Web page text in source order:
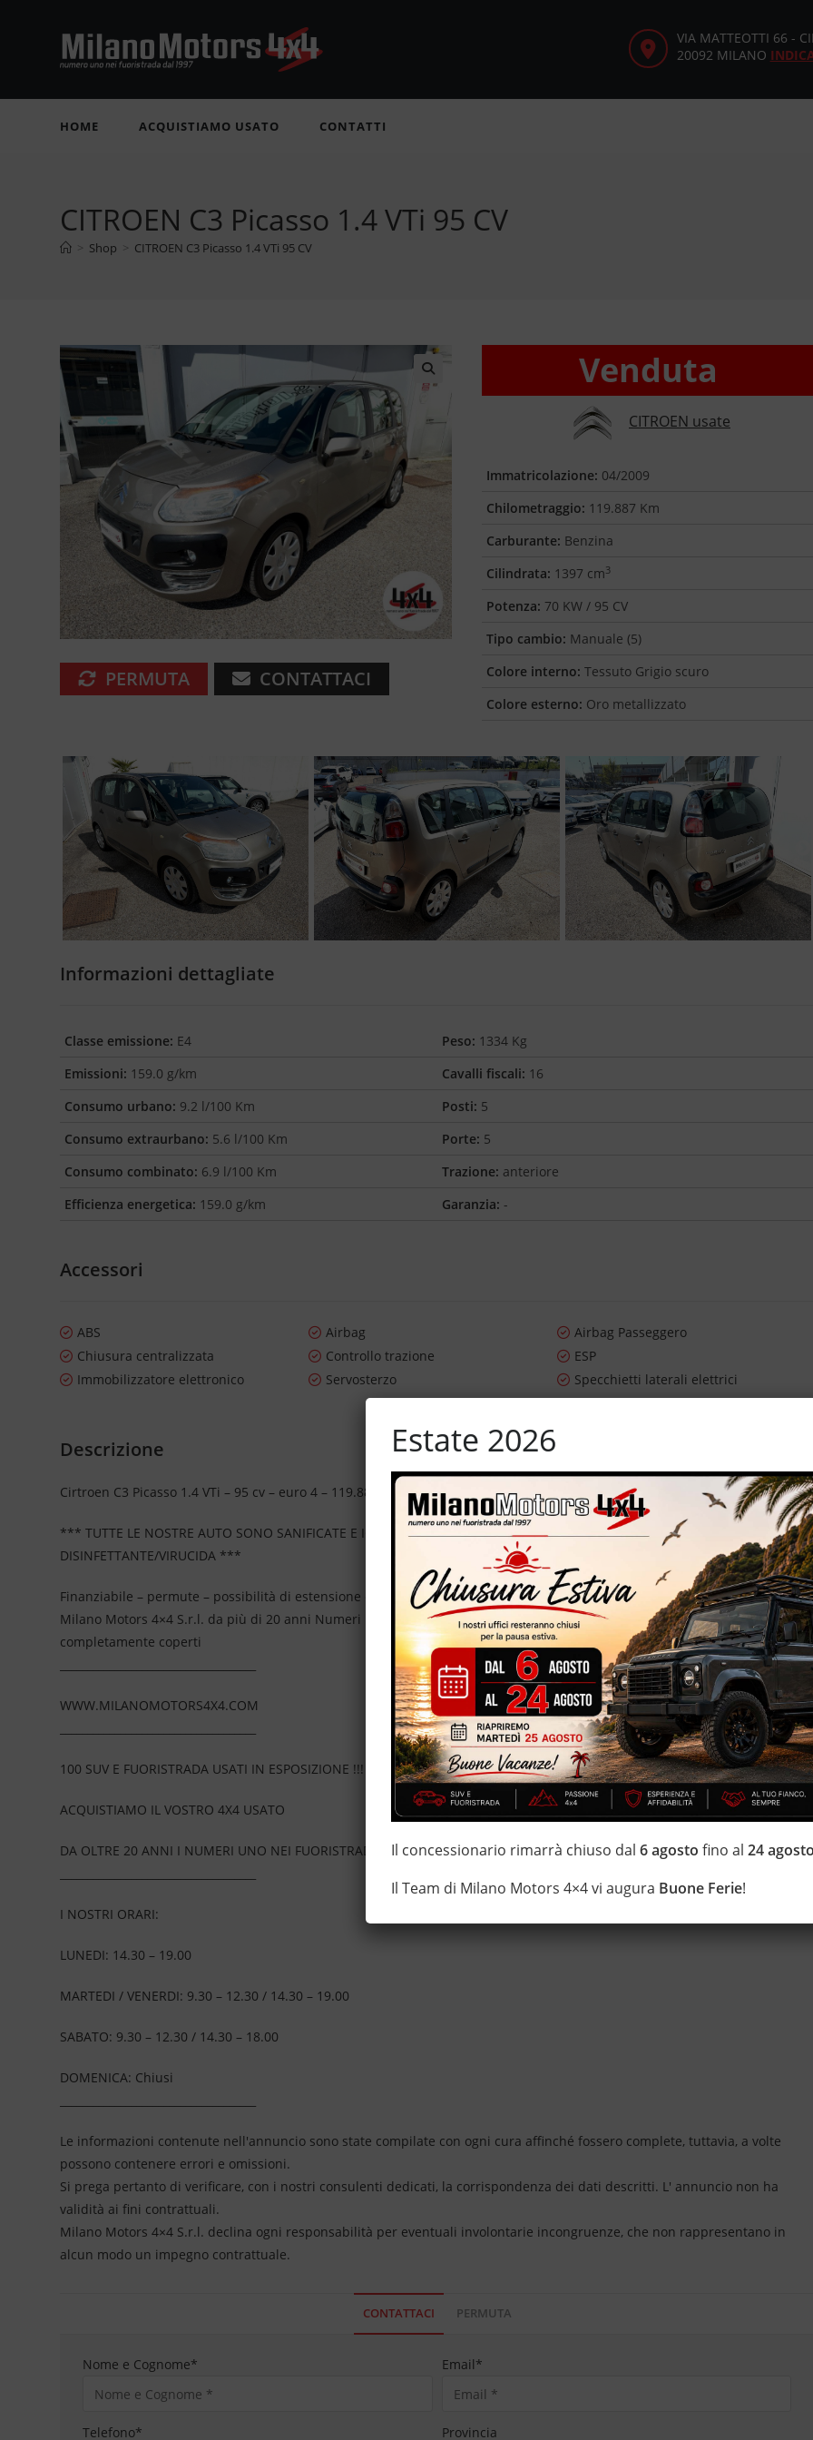
VIA MATTEOTTI 66 -
20092 MILANO
HOME ACQUISTIAMO USATO CONTATTI
CITROEN C3 Picasso 1.4 VTi 95 CV
> Shop > CITROEN C3 Picasso 1.4 VTi 95 CV
🔍
PERMUTA CONTATTACI
Venduta
CITROEN usate
Immatricolazione: 04/2009
Chilometraggio: 119.887 Km
Carburante: Benzina
Cilindrata: 1397 cm3
Potenza: 70 KW / 95 CV
Tipo cambio: Manuale (5)
Colore interno: Tessuto Grigio scuro
Colore esterno: Oro metallizzato
Informazioni dettagliate
Classe emissione: E4
Emissioni: 159.0 g/km
Consumo urbano: 9.2 l/100 Km
Consumo extraurbano: 5.6 l/100 Km
Consumo combinato: 6.9 l/100 Km
Efficienza energetica: 159.0 g/km
Peso: 1334 Kg
Cavalli fiscali: 16
Posti: 5
Porte: 5
Trazione: anteriore
Garanzia: -
Accessori
ABS Airbag
Airbag Passeggero
Chiusura centralizzata
Controllo trazione
ESP
Immobilizzatore elettronico
Servosterzo Specchietti laterali elettrici
Descrizione
Cirtroen C3 Picasso 1.4 VTi – 95 cv – euro 4 – 119.887 Km certificati e garantiti – 5 posti – cerchi da 16''
*** TUTTE LE NOSTRE AUTO SONO SANIFICATE E IGIENIZZATE CON TRATTAMENTI DI VAPORE, OZONO E
DISINFETTANTE/VIRUCIDA ***
Finanziabile – permute – possibilità di estensione della garanzia con i leader del mercato ''Opteven'' e ''Mapfre Warranty'' –
Milano Motors 4×4 S.r.l. da più di 20 anni Numeri Uno Nei Fuoristrada con un' esposizione da più di 1.500 mq
completamente coperti
WWW.MILANOMOTORS4X4.COM
100 SUV E FUORISTRADA USATI IN ESPOSIZIONE !!!
ACQUISTIAMO IL VOSTRO 4X4 USATO
DA OLTRE 20 ANNI I NUMERI UNO NEI FUORISTRADA
I NOSTRI ORARI:
LUNEDI: 14.30 – 19.00
MARTEDI / VENERDI: 9.30 – 12.30 / 14.30 – 19.00
SABATO: 9.30 – 12.30 / 14.30 – 18.00
DOMENICA: Chiusi
Le informazioni contenute nell'annuncio sono state compilate con ogni cura affinché fossero complete, tuttavia, a volte
possono contenere errori e omissioni.
Si prega pertanto di verificare, con i nostri consulenti dedicati, la corrispondenza dei dati descritti. L' annuncio non ha
validità ai fini contrattuali.
Milano Motors 4×4 S.r.l. declina ogni responsabilità per eventuali involontarie incongruenze, che non rappresentano in
alcun modo un impegno contrattuale.
CONTATTACI PERMUTA
Nome e Cognome* Email*
Telefono* Provincia
Estate 2026
Il concessionario rimarrà chiuso dal6 agosto fino al24
Il Team di Milano Motors 4×4 vi augura Buone Ferie!